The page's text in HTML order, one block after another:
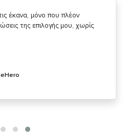
την δυνατότητα να κάνουμε